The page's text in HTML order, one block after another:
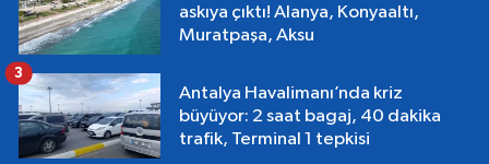
askıya çıktı! Alanya, Konyaaltı,
Muratpaşa, Aksu
Antalya Havalimanı’nda kriz
büyüyor: 2 saat bagaj, 40 dakika
trafik, Terminal 1 tepkisi
3